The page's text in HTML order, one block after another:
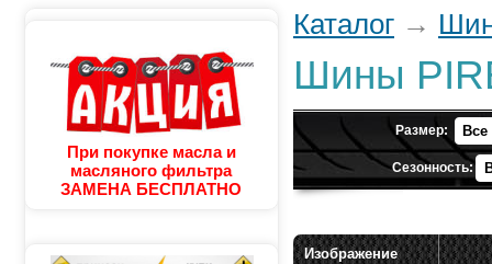
При покупке масла и
масляного фильтра
ЗАМЕНА БЕСПЛАТНО
Каталог →
Шины
Размер:
Сезонность:
Изображение